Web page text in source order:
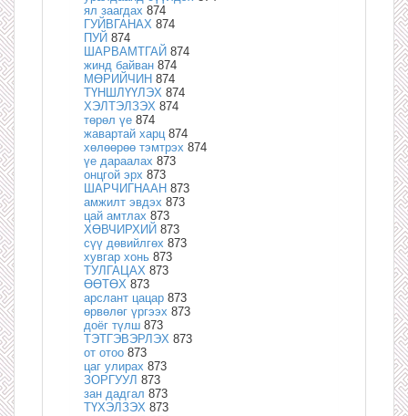
ял заагдах 874
ГУЙВГАНАХ 874
ПУЙ 874
ШАРВАМТГАЙ 874
жинд байван 874
МӨРИЙЧИН 874
ТҮНШЛҮҮЛЭХ 874
ХЭЛТЭЛЗЭХ 874
төрөл үе 874
жавартай харц 874
хөлөөрөө тэмтрэх 874
үе дараалах 873
онцгой эрх 873
ШАРЧИГНААН 873
амжилт эвдэх 873
цай амтлах 873
ХӨВЧИРХИЙ 873
сүү дөвийлгөх 873
хувгар хонь 873
ТУЛГАЦАХ 873
ӨӨТӨХ 873
арслант цацар 873
өрвөлөг үргээх 873
доёг түлш 873
ТЭТГЭВЭРЛЭХ 873
от отоо 873
цаг улирах 873
ЗОРГУУЛ 873
зан дадгал 873
ТҮХЭЛЗЭХ 873